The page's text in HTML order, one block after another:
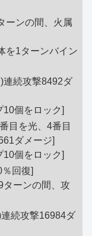
ーンの間、火属
を1ターンバイン
連続攻撃8492ダ
個をロック]
目を光、4番目
ダメージ]
10個をロック]
％回復]
ターンの間、攻
続攻撃16984ダ